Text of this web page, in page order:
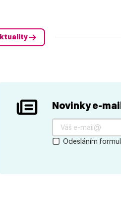
Novinky e-
Odesláním